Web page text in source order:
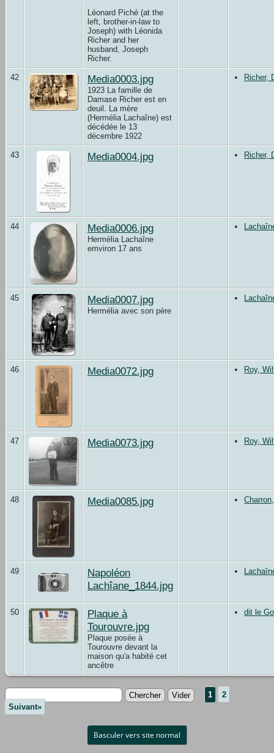
Léonard Piché (at the
left, brother-in-law to
Joseph) with Léonida
Richer and her
husband, Joseph
Richer.
42 Media0003.jpg
1923 La famille de
Damase Richer est en
deuil. La mère
(Hermélia Lachaîne) est
décédée le 13
décembre 1922
Richer,
43 Media0004.jpg Richer,
44 Media0006.jpg
Hermélia Lachaîne
emviron 17 ans
45 Media0007.jpg
Hermélia avec son père
46 Media0072.jpg Roy,
47 Media0073.jpg Roy,
48 Media0085.jpg
49
Napoléon
Lachîane_1844.jpg
50
Plaque à
Tourouvre.jpg
Plaque posée à
Tourouvre devant la
maison qu'a habité cet
ancêtre
dit le
1
2
Suivant»
Basculer vers site normal